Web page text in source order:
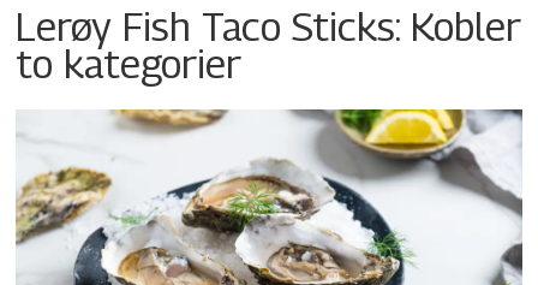
Lerøy Fish Taco Sticks: Kobler
to kategorier